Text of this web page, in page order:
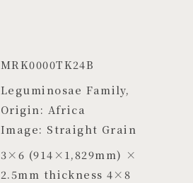
MRK0000TK24B
Leguminosae Family,
Origin: Africa
Image: Straight Grain
3×6 (914×1,829mm) ×
2.5mm thickness 4×8